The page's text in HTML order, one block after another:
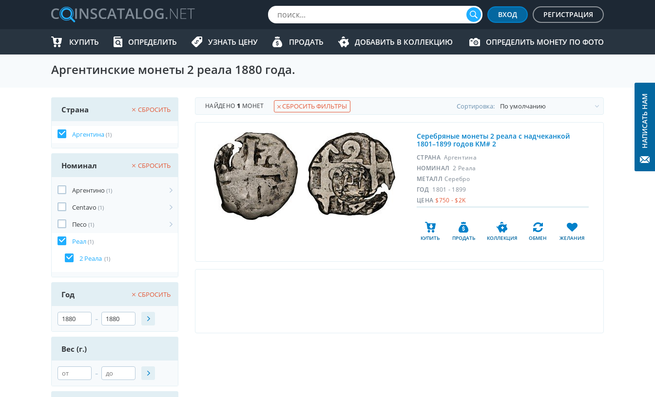
ВХОД РЕГИСТРАЦИЯ
КУПИТЬ ОПРЕДЕЛИТЬ УЗНАТЬ ЦЕНУ ПРОДАТЬ ДОБАВИТЬ В КОЛЛЕКЦИЮ ОПРЕДЕЛИТЬ МОНЕТУ ПО ФОТО
Аргентинские монеты 2 реала 1880 года.
Страна СБРОСИТЬ
Аргентина (1)
Номинал СБРОСИТЬ
Аргентино (1)
Centavo (1)
Песо (1)
Реал (1)
2 Реала (1)
Год СБРОСИТЬ
-
Вес (г.)
-
НАЙДЕНО1 МОНЕТ СБРОСИТЬ ФИЛЬТРЫ Cортировка:
Серебряные монеты 2 реала с надчеканкой
1801–1899 годов KM# 2
СТРАНА Аргентина
НОМИНАЛ 2 Реала
МЕТАЛЛ Серебро
ГОД 1801 - 1899
ЦЕНА $750 - $2K
КУПИТЬ ПРОДАТЬ КОЛЛЕКЦИЯ ОБМЕН ЖЕЛАНИЯ
НАПИСАТЬ НАМ